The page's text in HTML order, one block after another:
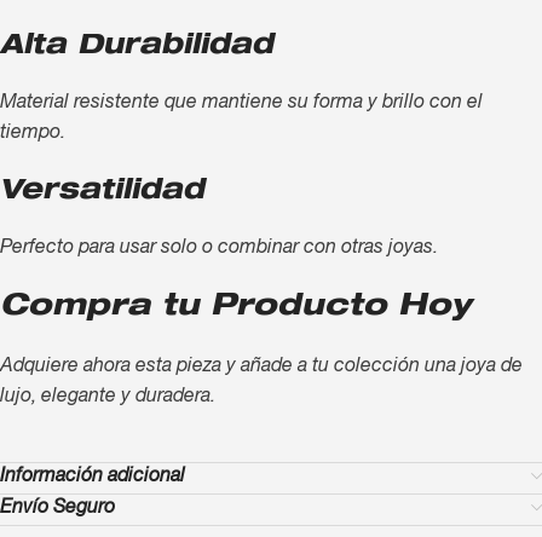
Alta Durabilidad
Material resistente que mantiene su forma y brillo con el
tiempo.
Versatilidad
Perfecto para usar solo o combinar con otras joyas.
Compra tu Producto Hoy
Adquiere ahora esta pieza y añade a tu colección una joya de
lujo, elegante y duradera.
Información adicional
Envío Seguro